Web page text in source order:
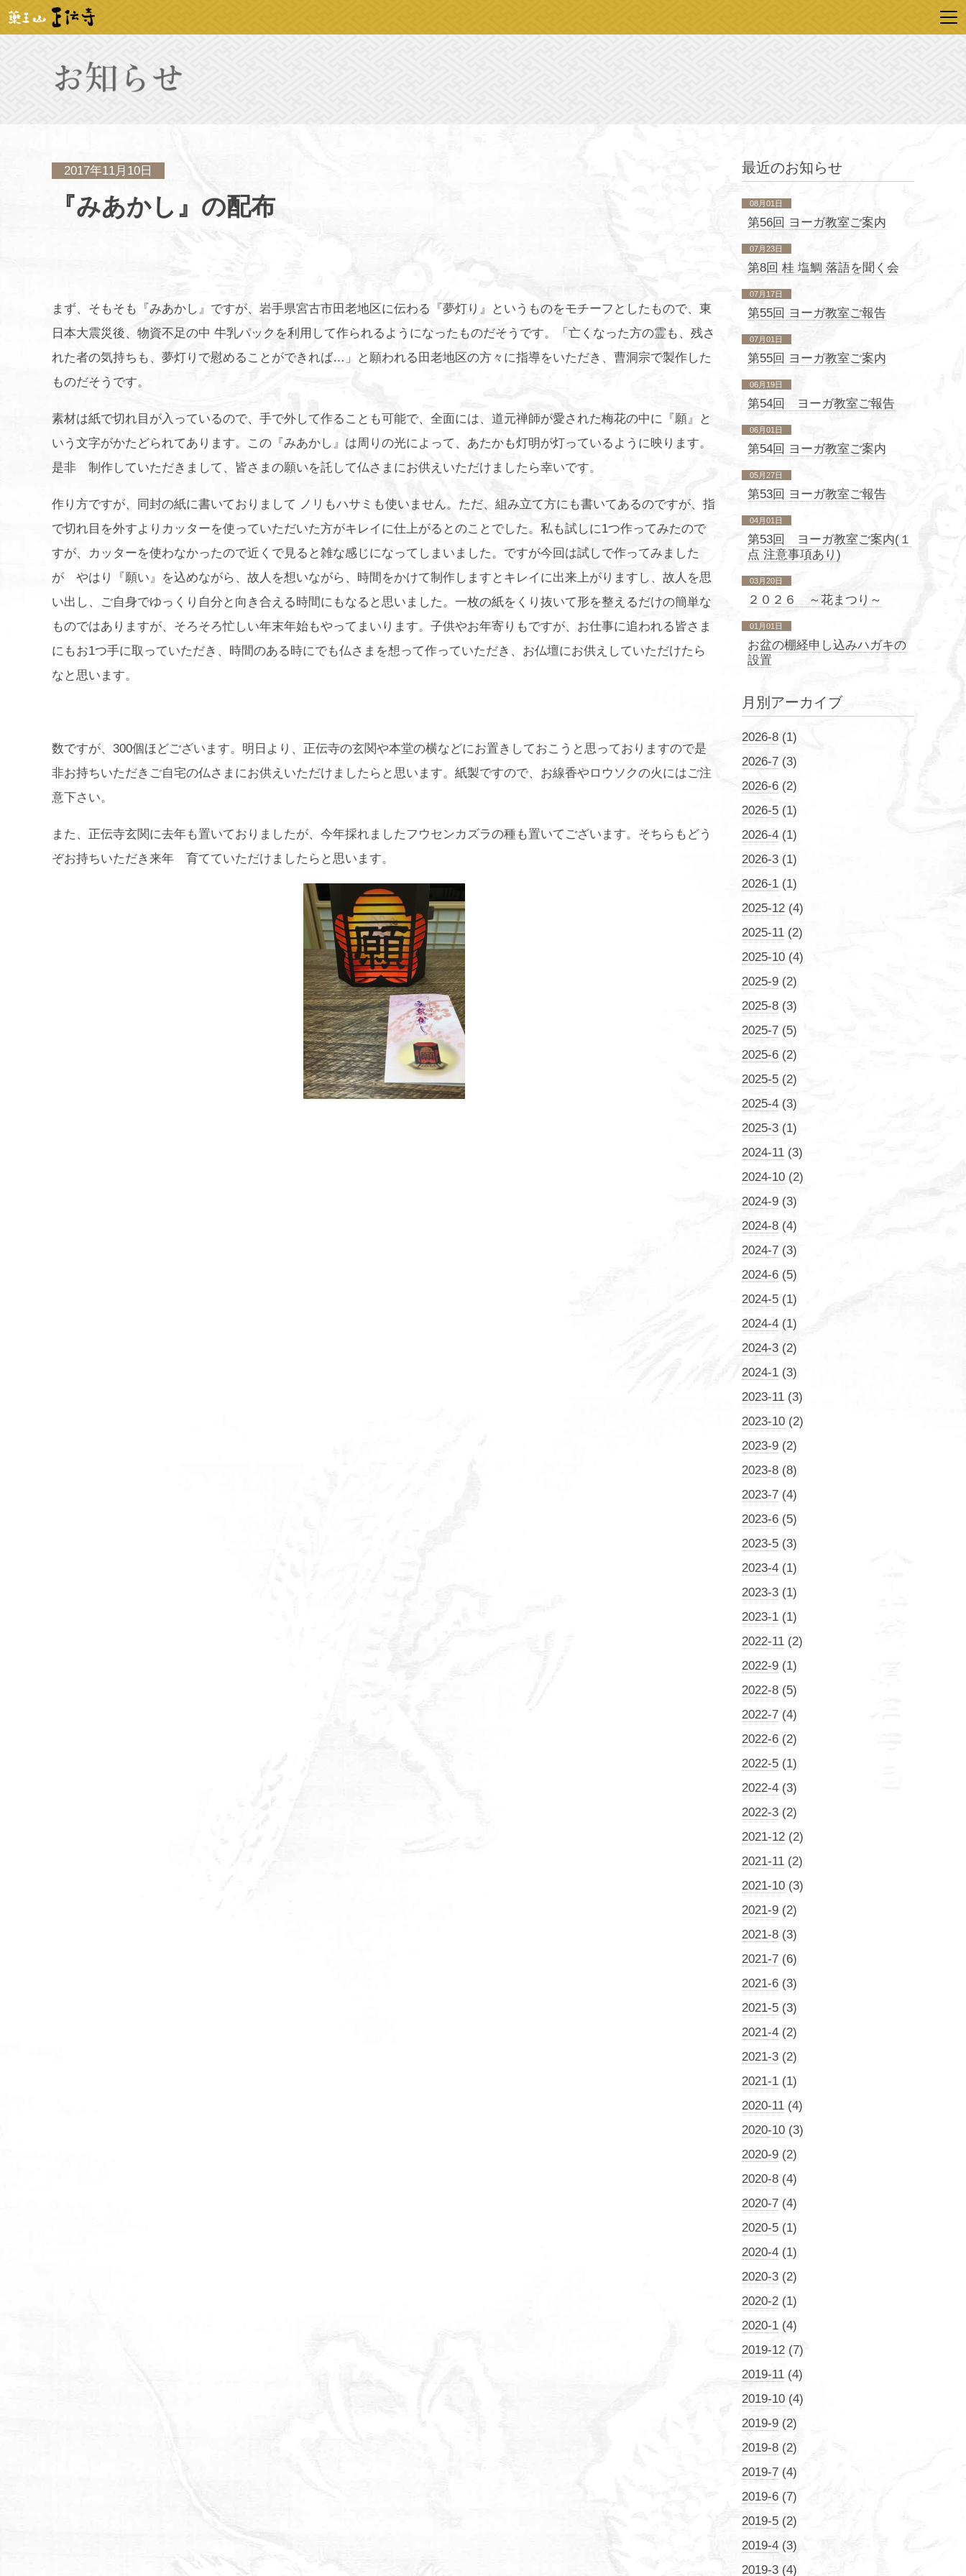
2017年11月10日
『みあかし』の配布
まず、そもそも『みあかし』ですが、岩手県宮古市田老地区に伝わる『夢灯り』というものをモチーフとしたもので、東
日本大震災後、物資不足の中 牛乳パックを利用して作られるようになったものだそうです。「亡くなった方の霊も、残さ
れた者の気持ちも、夢灯りで慰めることができれば…」と願われる田老地区の方々に指導をいただき、曹洞宗で製作した
ものだそうです。
素材は紙で切れ目が入っているので、手で外して作ることも可能で、全面には、道元禅師が愛された梅花の中に『願』と
いう文字がかたどられてあります。この『みあかし』は周りの光によって、あたかも灯明が灯っているように映ります。
是非 制作していただきまして、皆さまの願いを託して仏さまにお供えいただけましたら幸いです。
作り方ですが、同封の紙に書いておりまして ノリもハサミも使いません。ただ、組み立て方にも書いてあるのですが、指
で切れ目を外すよりカッターを使っていただいた方がキレイに仕上がるとのことでした。私も試しに1つ作ってみたので
すが、カッターを使わなかったので近くで見ると雑な感じになってしまいました。ですが今回は試しで作ってみました
が やはり『願い』を込めながら、故人を想いながら、時間をかけて制作しますとキレイに出来上がりますし、故人を思
い出し、ご自身でゆっくり自分と向き合える時間にもなると思いました。一枚の紙をくり抜いて形を整えるだけの簡単な
ものではありますが、そろそろ忙しい年末年始もやってまいります。子供やお年寄りもですが、お仕事に追われる皆さま
にもお1つ手に取っていただき、時間のある時にでも仏さまを想って作っていただき、お仏壇にお供えしていただけたら
なと思います。
数ですが、300個ほどございます。明日より、正伝寺の玄関や本堂の横などにお置きしておこうと思っておりますので是
非お持ちいただきご自宅の仏さまにお供えいただけましたらと思います。紙製ですので、お線香やロウソクの火にはご注
意下さい。
また、正伝寺玄関に去年も置いておりましたが、今年採れましたフウセンカズラの種も置いてございます。そちらもどう
ぞお持ちいただき来年 育てていただけましたらと思います。
最近のお知らせ
08月01日
第56回 ヨーガ教室ご案内
07月23日
第8回 桂 塩鯛 落語を聞く会
07月17日
第55回 ヨーガ教室ご報告
07月01日
第55回 ヨーガ教室ご案内
06月19日
第54回 ヨーガ教室ご報告
06月01日
第54回 ヨーガ教室ご案内
05月27日
第53回 ヨーガ教室ご報告
04月01日
第53回 ヨーガ教室ご案内(１
点 注意事項あり)
03月20日
２０２６ ～花まつり～
01月01日
お盆の棚経申し込みハガキの
設置
月別アーカイブ
2026-8 (1)
2026-7 (3)
2026-6 (2)
2026-5 (1)
2026-4 (1)
2026-3 (1)
2026-1 (1)
2025-12 (4)
2025-11 (2)
2025-10 (4)
2025-9 (2)
2025-8 (3)
2025-7 (5)
2025-6 (2)
2025-5 (2)
2025-4 (3)
2025-3 (1)
2024-11 (3)
2024-10 (2)
2024-9 (3)
2024-8 (4)
2024-7 (3)
2024-6 (5)
2024-5 (1)
2024-4 (1)
2024-3 (2)
2024-1 (3)
2023-11 (3)
2023-10 (2)
2023-9 (2)
2023-8 (8)
2023-7 (4)
2023-6 (5)
2023-5 (3)
2023-4 (1)
2023-3 (1)
2023-1 (1)
2022-11 (2)
2022-9 (1)
2022-8 (5)
2022-7 (4)
2022-6 (2)
2022-5 (1)
2022-4 (3)
2022-3 (2)
2021-12 (2)
2021-11 (2)
2021-10 (3)
2021-9 (2)
2021-8 (3)
2021-7 (6)
2021-6 (3)
2021-5 (3)
2021-4 (2)
2021-3 (2)
2021-1 (1)
2020-11 (4)
2020-10 (3)
2020-9 (2)
2020-8 (4)
2020-7 (4)
2020-5 (1)
2020-4 (1)
2020-3 (2)
2020-2 (1)
2020-1 (4)
2019-12 (7)
2019-11 (4)
2019-10 (4)
2019-9 (2)
2019-8 (2)
2019-7 (4)
2019-6 (7)
2019-5 (2)
2019-4 (3)
2019-3 (4)